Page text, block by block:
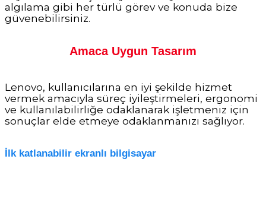
algılama gibi her türlü görev ve konuda bize
güvenebilirsiniz.
Amaca Uygun Tasarım
Lenovo, kullanıcılarına en iyi şekilde hizmet
vermek amacıyla süreç iyileştirmeleri, ergonomi
ve kullanılabilirliğe odaklanarak işletmeniz için
sonuçlar elde etmeye odaklanmanızı sağlıyor.
İlk katlanabilir ekranlı bilgisayar